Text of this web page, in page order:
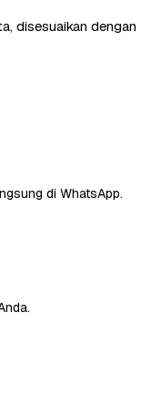
disesuaikan dengan
di WhatsApp.